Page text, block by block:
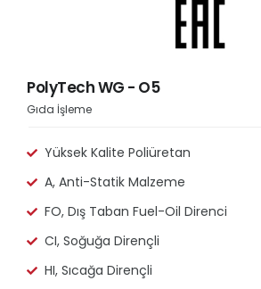
PolyTech WG - O5
Gıda İşleme
Yüksek Kalite Poliüretan
A, Anti-Statik Malzeme
FO, Dış Taban Fuel-Oil Direnci
CI, Soğuğa Dirençli
HI, Sıcağa Dirençli